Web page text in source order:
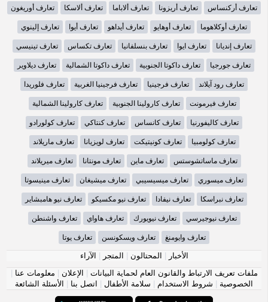
تعارف أركنساس تعارف أريزونا تعارف ألاباما تعارف ألاسكا تعارف أوريغون
تعارف أوكلاهوما تعارف أوهايو تعارف أيداهو تعارف أيوا تعارف إلينوي
تعارف إنديانا تعارف ايوا تعارف بنسلفانيا تعارف تكساس تعارف تينيسي
تعارف جورجيا تعارف داكوتا الجنوبية تعارف داكوتا الشمالية تعارف ديلاوير
تعارف رود آيلاند تعارف فرجينيا تعارف فرجينيا الغربية تعارف فلوريدا
تعارف فيرمونت تعارف كارولينا الجنوبية تعارف كارولينا الشمالية
تعارف كاليفورنيا تعارف كانساس تعارف كنتاكي تعارف كولورادو
تعارف كولومبيا تعارف كونيتيكت تعارف لويزيانا تعارف ماريلاند
تعارف ماساتشوستس تعارف ماين تعارف مونتانا تعارف ميريلاند
تعارف ميسوري تعارف ميسيسيبي تعارف ميشيغان تعارف مينيسوتا
تعارف نبراسكا تعارف نيفادا تعارف نيو مكسيكو تعارف نيو هامبشاير
تعارف نيوجيرسي تعارف نيويورك تعارف هاواي تعارف واشنطن
تعارف وايومنغ تعارف ويسكونسن تعارف يوتا
الأخبار | المحتالون | المتجر | الآراء
ملفات تعريف الارتباط والقانون العام لحماية البيانات | الإعلان | معلومات عنا |
الخصوصية | شروط الاستخدام | سلامة الأطفال | اتصل بنا | الأسئلة الشائعة